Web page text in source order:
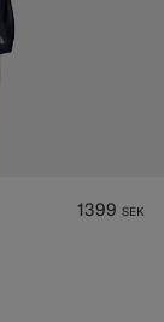
1399 SEK